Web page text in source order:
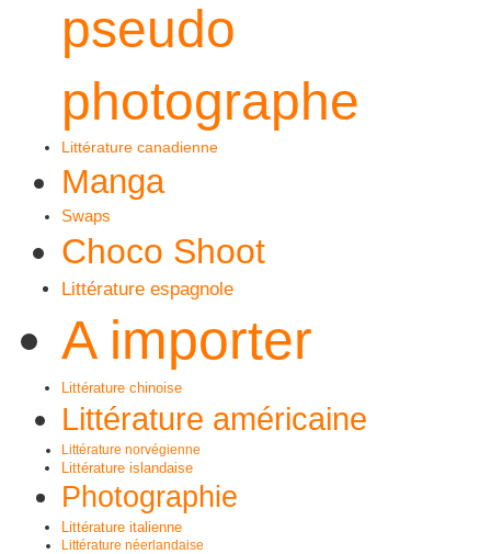
pseudo
photographe
Littérature canadienne
Manga
Swaps
Choco Shoot
Littérature espagnole
A importer
Littérature chinoise
Littérature américaine
Littérature norvégienne
Littérature islandaise
Photographie
Littérature italienne
Littérature néerlandaise